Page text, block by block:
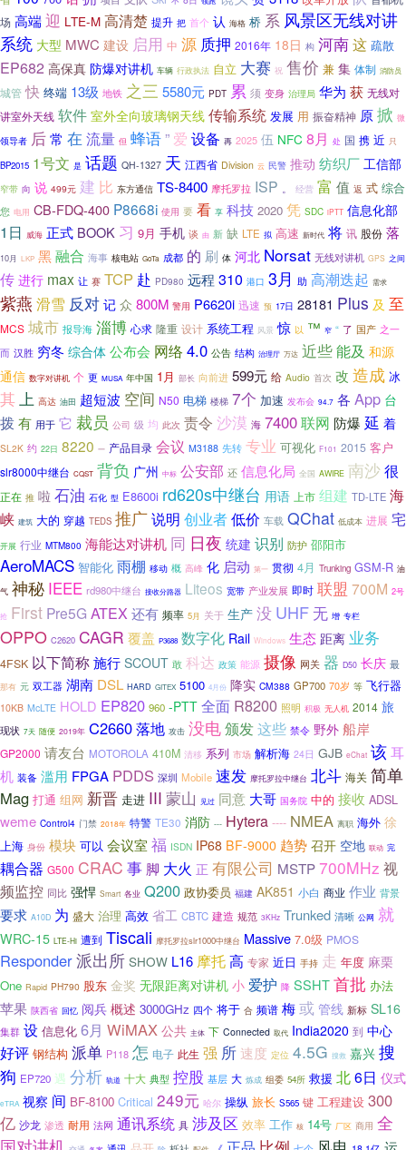
场 高端迎 LTE-M 高清楚 提升 把 首个 认 海格 桥 系 风景区无线对讲
系统 大型 MWC 建设 启用 中 源 质押 2016年 18日 构 河南这 疏散
EP682 高保真 防爆对讲机 车辆 行政执法 自立 大赛 祝 售价 兼 集 体制 消防员
城管 快 终端 13级 地铁 之三 5580元 PDT 累 须 变身 治理局 华为 获 无线对
讲室外天线 软件 室外全向玻璃钢天线 传输系统 发展 用 振奋精神 原掀 微
领导者 后常 在 流量 但 蜂语” 爱 设备 再 2025 伍 NFC 8月 处 国 携 近 只
BP2015 1号文 是 话题 QH-1327 天 江西省 Division 云 民警 推动 纺织厂 工信部
窄带 向 说 499元 建 比 东方通信 TS-8400 摩托罗拉 ISP 经营 富 值 返 式 综合
您 电用 CB-FDQ-400 P8668i 使用 要 看 享 科技 2020 凭 SDC iPTT 信息化部
1日 威海 正式 BOOK 习 9月 手机 谈 由 新 缺 LTE 拟 高速 新时代 将 讯 股份 落
10月 LKP 黑融合 海事 核电站 GoTa 成都 的 刷 体 河北 Norsat 无线对讲机 GPS 之间
传 进行 max 让 赛 TCP 赴 PD980 远程 310 港口 3月 助 高潮迭起 需求
紫燕 滑雪 反对 记 众 800M 警用 P6620i 迅速 预 17日 28181 Plus 及 至
MCS 城市 报导海 淄博 心求 隆重 设计 系统工程 风景 惊 以 ™ 窄 “ 了 国产 之一
而 汉胜 穷冬 综合体 公布会 网络4.0 公告 结构 治理厅 万达 近些能及 和源
通信 数字对讲机 个 更 MUSA 年中国 1月 部长 向前进 599元 给 Audio 首次 改 造成 冰
其上 高达 油田 超短波 空间 N50 电梯 楼梯 7个 加速 发布会 94.7 各 App 台
拨有 用于 它 裁员 公司 级 均 此次 责令 沙漠 海 7400联网 防爆 延 着
SL2K 约 22日 8220 一 产品目录 会议 M3188 先转 专业 可视化 F101 2015 客户
slr8000中继台 CQST 背负 广州 中标 公安部 还 信息化局 全国 AWIRE 南沙很
正在 推 啦 石油 石化 型 E8600i rd620s中继台 用语 上市 组建 TD-LTE 海
峡 建筑 大的 穿越 TEDS 推广说明 创业者低价 车载 QChat 低成本 进展 宅
开展 行业 MTM800 海能达对讲机 同 日夜 统建 识别 防护 邵阳市
AeroMACS 智能化 雨棚 移动 概 高峰 化 启动 第一 贯彻 4月 Trunking GSM-R 油
气 神秘 IEEE rd980中继台 接收分路器 Liteos 宽带 产业发展 即时 联盟 700M 2号
抢 First Pre5G ATEX还有 频率 5月 关于 生产 没 UHF 无 增 专栏
OPPO C2620 CAGR 覆盖 P3688 数字化 Rail Windows 生态 距离 业务
4FSK 以下简称施行 SCOUT 敢 科达 政策 能源 摄像 网关 器 D50 长庆 最
那有 元 双工器 湖南 DSL HARD GITEX 5100 4月份 降实 CM388 GP700 70岁 等 飞行器
10KB McLTE HOLD EP820 960 -PTT 全面 R8200 照明 积极 无人机 2014 旅
现状 7天 随便 2019年 C2660落地 攻击 没电颁发这些 禁令 野外 船岸
GP2000 请友台 MOTOROLA 410M 清移 系列 市场 解析海 24日 GJB eChat 该耳
机 装备 滥用 FPGA PDDS 深圳 Mobile 速发 摩托罗拉中继台 北斗 海关 简单
Mag 打通 组网 新晋 走进 III 蒙山 见过 同意 大哥 国务院 中的 接收 ADSL
weme Control4 门禁 2018年 特警 TE30 消防 --- Hytera ---- NMEA 离职 海外 徐
上海 身份 模块 可以 会议室 福 ISDN IP68 BF-9000 趋势 召开 空地 联动 完
耦合器 G500 CRAC 事 脚 大火 正 有限公司 MSTP700MHz 视
频监控 同比 强悍 Smart 各业 Q200 政协委员 福建 AK851 小白 商业 作业 背景
要求 A10D 为 盛大 治理 高效 省工 CBTC 建造 规范 3KHz Trunked 清晰 公网 就
WRC-15 LTE-Hi 遭到 Tiscali 摩托罗拉slr1000中继台 Massive 7.0级 PMOS
Responder派出所 SHOW L16 摩托高 专家 近日 手持 走 年度 麻栗
One Rapid PH790 股东 金奖 无限距离对讲机 小 爱护 降 SSHT首批 办法
苹果 陕西省 回忆 阅兵 概述 3000GHz 四个 将于 合 频谱 梅或 管线 新标 SL16
集群 设 信息化 6月 WiMAX 公共 主体 下 Connected 取代 India2020 到 中心
好评 钢结构 派单 P118 怎 电子 此生 强 所 速度 定位 4.5G 搜救 嘉兴 搜
狗 EP720 遇 分析 轨道 十大 典型 控股 基层 大 炼成 组委 54所 救援 北6日 仪式
eTRA 视察 间 BF-8100 Critical 249元 哈尔 操纵 旅长 S565 键 工程建设 300
亿 沙龙 渗透 耐用 法网 通讯系统 具 涉及区 效率 工作 核 14号 厂区 商用 全